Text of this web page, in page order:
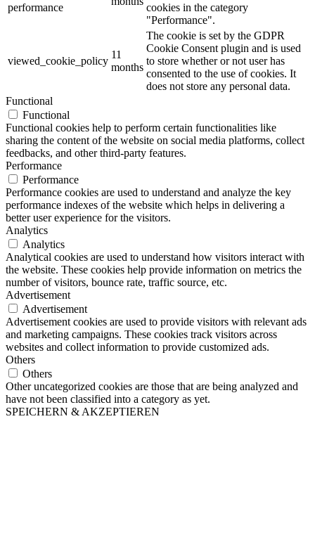
performance
cookies in the category
"Performance".
viewed_cookie_policy
11
months
The cookie is set by the GDPR
Cookie Consent plugin and is used
to store whether or not user has
consented to the use of cookies. It
does not store any personal data.
Functional
Functional
Functional cookies help to perform certain functionalities like
sharing the content of the website on social media platforms, collect
feedbacks, and other third-party features.
Performance
Performance
Performance cookies are used to understand and analyze the key
performance indexes of the website which helps in delivering a
better user experience for the visitors.
Analytics
Analytics
Analytical cookies are used to understand how visitors interact with
the website. These cookies help provide information on metrics the
number of visitors, bounce rate, traffic source, etc.
Advertisement
Advertisement
Advertisement cookies are used to provide visitors with relevant ads
and marketing campaigns. These cookies track visitors across
websites and collect information to provide customized ads.
Others
Others
Other uncategorized cookies are those that are being analyzed and
have not been classified into a category as yet.
SPEICHERN & AKZEPTIEREN